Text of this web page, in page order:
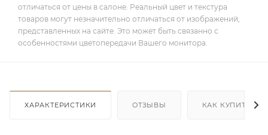
отличаться от цены в салоне. Реальный цвет и текстура
товаров могут незначительно отличаться от изображений,
представленных на сайте. Это может быть связанно с
особенностями цветопередачи Вашего монитора.
ХАРАКТЕРИСТИКИ ОТЗЫВЫ КАК КУПИТЬ